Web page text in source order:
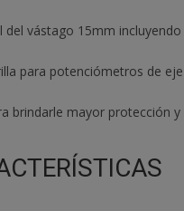
del vástago 15mm
para potenciómetros de
brindarle mayor protección